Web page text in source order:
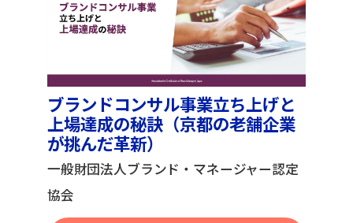
ブランドコンサル事業立ち上げと
上場達成の秘訣（京都の老舗企業
が挑んだ革新）
一般財団法人ブランド・マネージャー認定
協会